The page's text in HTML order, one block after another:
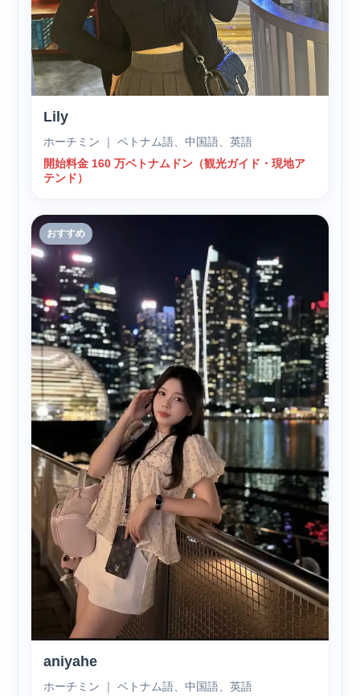
Lily
ホーチミン ｜ ベトナム語、中国語、英語
開始料金 160 万ベトナムドン（観光ガイド・現地ア
テンド）
おすすめ
aniyahe
ホーチミン ｜ ベトナム語、中国語、英語